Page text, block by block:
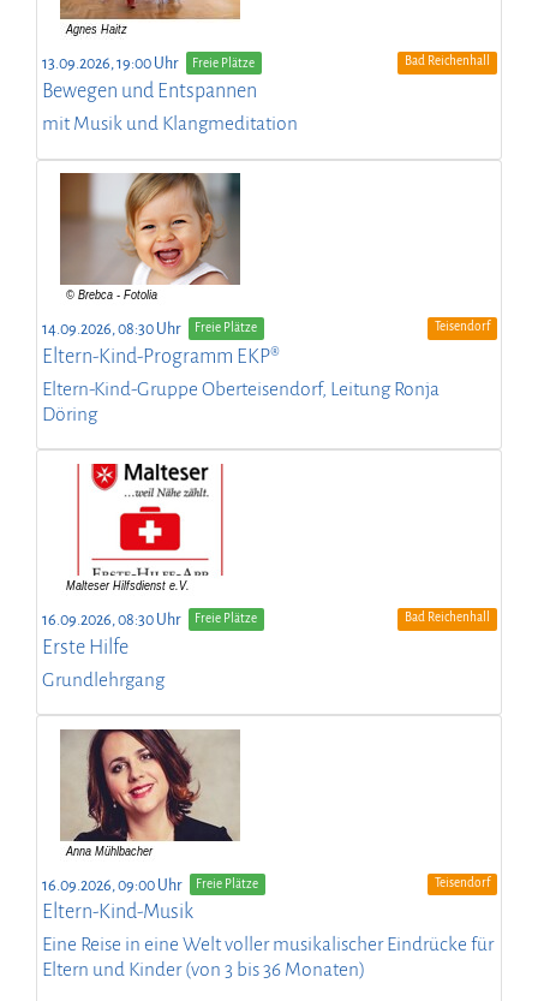
13.09.2026, 19:00 Uhr Freie Plätze Bad Reichenhall
Bewegen und Entspannen
mit Musik und Klangmeditation
14.09.2026, 08:30 Uhr Freie Plätze Teisendorf
Eltern-Kind-Programm EKP®
Eltern-Kind-Gruppe Oberteisendorf, Leitung Ronja
Döring
16.09.2026, 08:30 Uhr Freie Plätze Bad Reichenhall
Erste Hilfe
Grundlehrgang
16.09.2026, 09:00 Uhr Freie Plätze Teisendorf
Eltern-Kind-Musik
Eine Reise in eine Welt voller musikalischer Eindrücke für
Eltern und Kinder (von 3 bis 36 Monaten)